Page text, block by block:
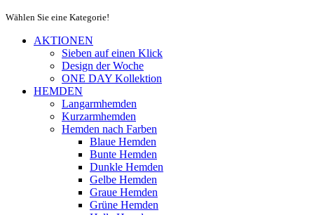
Wählen Sie eine Kategorie!
AKTIONEN
Sieben auf einen Klick
Design der Woche
ONE DAY Kollektion
HEMDEN
Langarmhemden
Kurzarmhemden
Hemden nach Farben
Blaue Hemden
Bunte Hemden
Dunkle Hemden
Gelbe Hemden
Graue Hemden
Grüne Hemden